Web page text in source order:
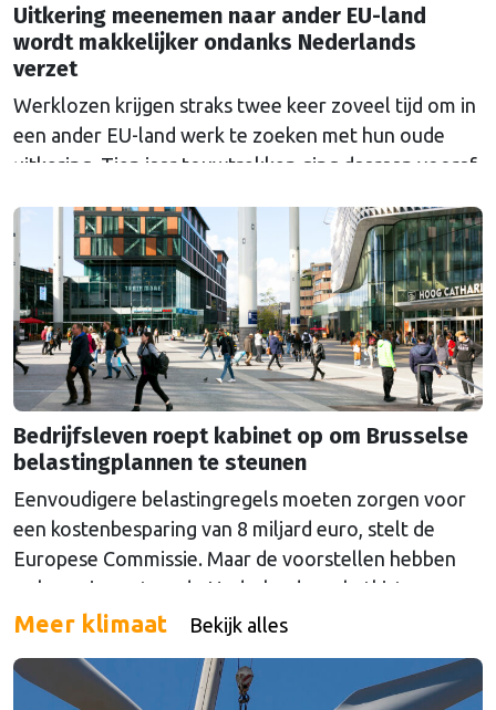
Uitkering meenemen naar ander EU-land
wordt makkelijker ondanks Nederlands
verzet
Werklozen krijgen straks twee keer zoveel tijd om in
een ander EU-land werk te zoeken met hun oude
uitkering. Tien jaar touwtrekken ging daaraan vooraf.
Bedrijfsleven roept kabinet op om Brusselse
belastingplannen te steunen
Eenvoudigere belastingregels moeten zorgen voor
een kostenbesparing van 8 miljard euro, stelt de
Europese Commissie. Maar de voorstellen hebben
ook een impact op de Nederlandse schatkist.
Meer klimaat Bekijk alles